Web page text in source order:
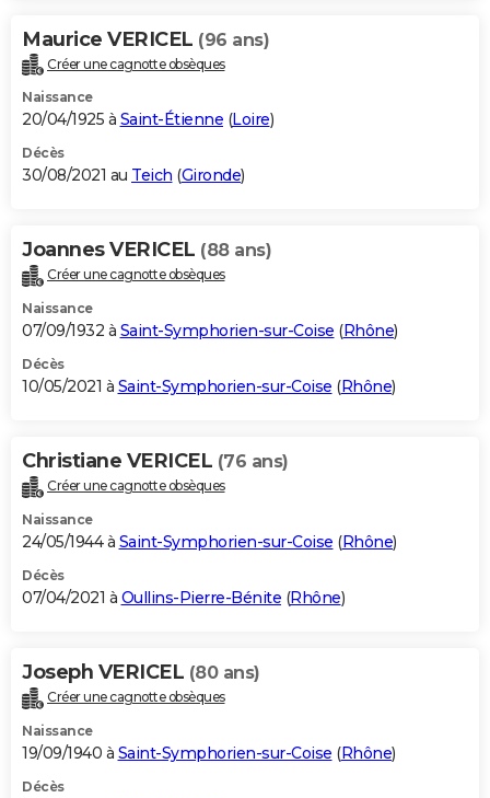
Maurice VERICEL (96 ans)
Créer une cagnotte obsèques
Naissance
20/04/1925 à Saint-Étienne (Loire)
Décès
30/08/2021 au Teich (Gironde)
Joannes VERICEL (88 ans)
Créer une cagnotte obsèques
Naissance
07/09/1932 à Saint-Symphorien-sur-Coise (Rhône)
Décès
10/05/2021 à Saint-Symphorien-sur-Coise (Rhône)
Christiane VERICEL (76 ans)
Créer une cagnotte obsèques
Naissance
24/05/1944 à Saint-Symphorien-sur-Coise (Rhône)
Décès
07/04/2021 à Oullins-Pierre-Bénite (Rhône)
Joseph VERICEL (80 ans)
Créer une cagnotte obsèques
Naissance
19/09/1940 à Saint-Symphorien-sur-Coise (Rhône)
Décès